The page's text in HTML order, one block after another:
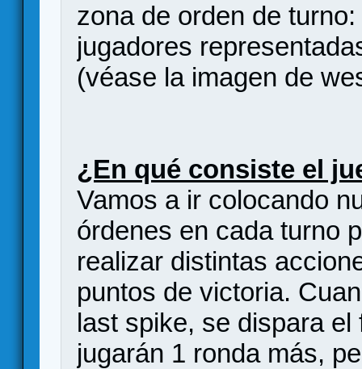
zona de orden de
jugadores
(véase la imagen de
¿En qué consiste el
Vamos a ir colocando
órdenes en cada turno
realizar distintas
puntos de victoria.
last spike, se dispara
jugarán 1 ronda más,